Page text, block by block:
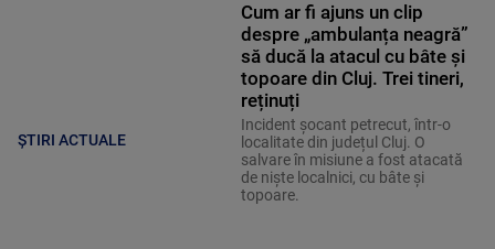
ȘTIRI ACTUALE
Cum ar fi ajuns un clip
despre „ambulanța neagră”
să ducă la atacul cu bâte și
topoare din Cluj. Trei tineri,
reținuți
Incident șocant petrecut, într-o
localitate din județul Cluj. O
salvare în misiune a fost atacată
de niște localnici, cu bâte și
topoare.